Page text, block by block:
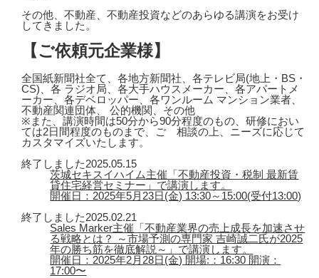
その他、不動産、不動産投資などのあらゆる講演をお受け
してきました。
【ご依頼元企業様】
全国紙新聞社全て、各地方新聞社、各テレビ局(地上・BS・
CS)、各 ラジオ局、各大手ハウスメーカー、各アパートメ
ーカー、各デベロッパー、各ワンルーム マンション業者、
不動産関連団体、 公的機関、その他
※また、講演時間は50分から90分程度のもの、研修におい
ては2日間程度のものまで、ご゙相談の上、ニーズに応じて
カスタマイズいたします。
終了しました2025.05.15
茨城セキスイハイム主催「不動産投資・税制 最新賃
貸住宅経営セミナー」で講演します。
開催日：2025年5月23日(金) 13:30～15:00(受付13:00)
終了しました2025.02.21
Sales Marker主催「不動産業界の売上成長を加速させ
る戦略とは？ ～市場予測の専門家 吉崎誠二氏が2025
年の勝ち筋を徹底解説～」で講演します。
開催日：2025年2月28日(金) 開場:：16:30 開演：
17:00〜